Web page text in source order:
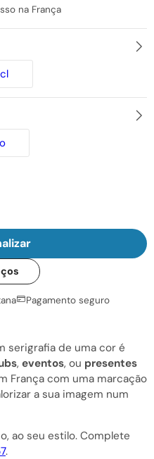
na França
Pagamento seguro
serigrafia de uma cor é
, eventos, ou presentes
França com uma marcação
a sua imagem num
ao seu estilo. Complete
.